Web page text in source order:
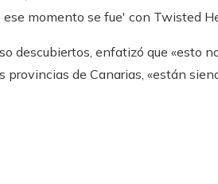
momento se fue' con Twisted
descubiertos, enfatizó que «esto
provincias de Canarias, «están